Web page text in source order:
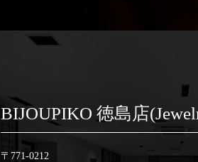
BIJOUPIKO 徳島店
〒771-0212